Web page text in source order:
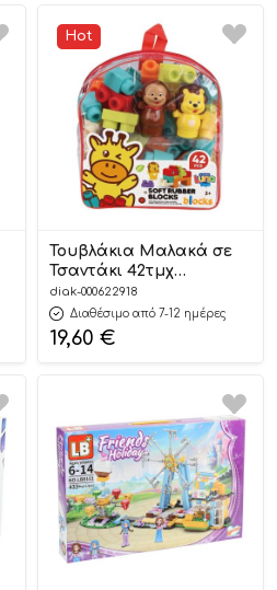
Hot
Τουβλάκια Μαλακά σε
Τσαντάκι 42τμχ
(23,5×8,5×26,5εκ)
5205698721373 3+ – Luna
diak-000622918
Διαθέσιμο από 7-12 ημέρες
19,60 €